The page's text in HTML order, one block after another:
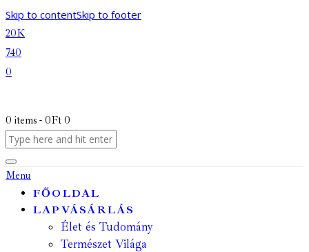
Skip to contentSkip to footer
20K
740
0
0 items - 0Ft 0
Menu
FŐOLDAL
LAPVÁSÁRLÁS
Élet és Tudomány
Természet Világa